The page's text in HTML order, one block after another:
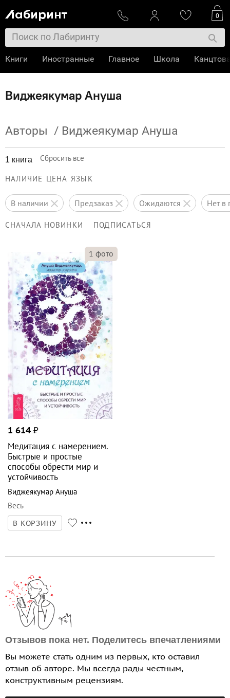
Виджеякумар Ануша
Авторы / Виджеякумар Ануша
1 книга Сбросить все
НАЛИЧИЕ ЦЕНА ЯЗЫК
в наличии предзаказ ожидаются нет
СНАЧАЛА НОВИНКИ ПОДПИСАТЬСЯ
1 фото
1 614 ₽
Медитация с намерением.
Быстрые и простые
способы обрести мир и
устойчивость
Виджеякумар Ануша
Весь
В КОРЗИНУ
Отзывов пока нет. Поделитесь впечатлениями
Вы можете стать одним из первых, кто оставил
отзыв об авторе. Мы всегда рады честным,
конструктивным рецензиям.
0
Книги Иностранные Главное Школа